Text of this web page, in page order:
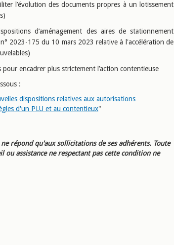
l’évolution des documents propres à un lotissement
d’aménagement des aires de stationnement
2023-175 du 10 mars 2023 relative à l'accélération de
pour encadrer plus strictement l’action contentieuse
:
dispositions relatives aux autorisations
d'un PLU et au contentieux"
répond qu'aux sollicitations de ses adhérents. Toute
ou assistance ne respectant pas cette condition ne